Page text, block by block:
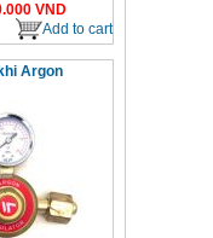
VND
Add to cart
Argon